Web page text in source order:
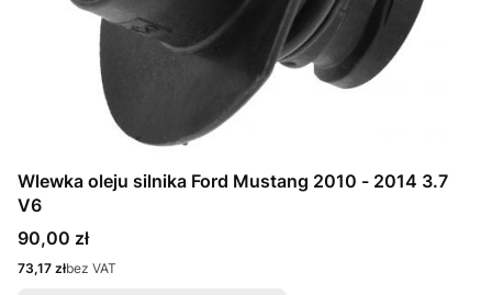
Wlewka oleju silnika Ford Mustang 2010 - 2014 3.7
V6
Cena
90,00 zł
Cena
73,17 złbez VAT